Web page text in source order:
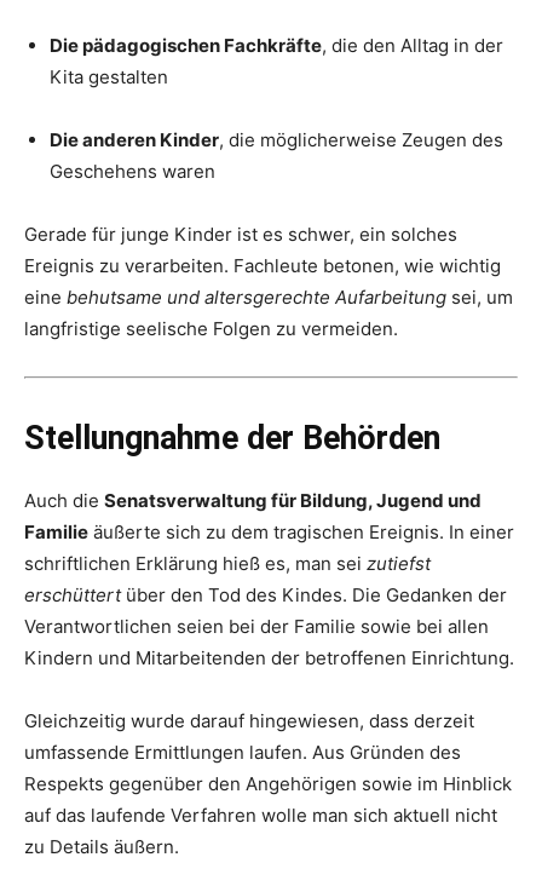
Die pädagogischen Fachkräfte, die den Alltag in der
Kita gestalten
Die anderen Kinder, die möglicherweise Zeugen des
Geschehens waren
Gerade für junge Kinder ist es schwer, ein solches
Ereignis zu verarbeiten. Fachleute betonen, wie wichtig
eine behutsame und altersgerechte Aufarbeitung sei, um
langfristige seelische Folgen zu vermeiden.
Stellungnahme der Behörden
Auch die Senatsverwaltung für Bildung, Jugend und
Familie äußerte sich zu dem tragischen Ereignis. In einer
schriftlichen Erklärung hieß es, man sei zutiefst
erschüttertüber den Tod des Kindes. Die Gedanken der
Verantwortlichen seien bei der Familie sowie bei allen
Kindern und Mitarbeitenden der betroffenen Einrichtung.
Gleichzeitig wurde darauf hingewiesen, dass derzeit
umfassende Ermittlungen laufen. Aus Gründen des
Respekts gegenüber den Angehörigen sowie im Hinblick
auf das laufende Verfahren wolle man sich aktuell nicht
zu Details äußern.